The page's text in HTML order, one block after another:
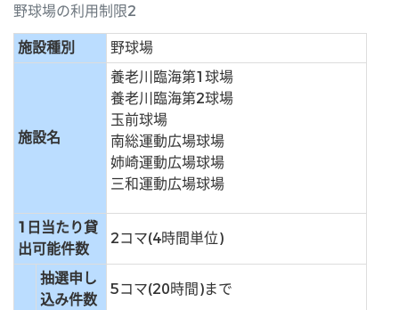
野球場の利用制限2
施設種別
野球場
施設名
養老川臨海第1球場
養老川臨海第2球場
玉前球場
南総運動広場球場
姉崎運動広場球場
三和運動広場球場
1日当たり貸
出可能件数
2コマ(4時間単位)
抽選申し
込み件数
5コマ(20時間)まで